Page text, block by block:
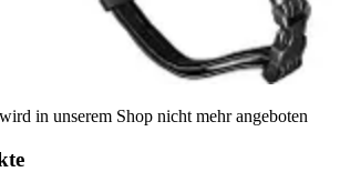
in unserem Shop nicht mehr angeboten